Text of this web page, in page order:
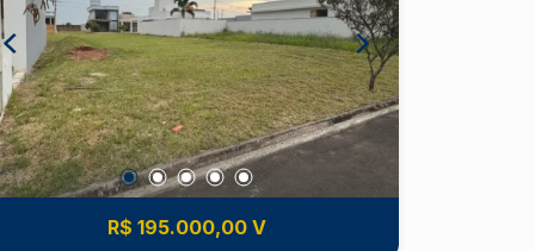
apaixone!
R$ 195.000,00 V